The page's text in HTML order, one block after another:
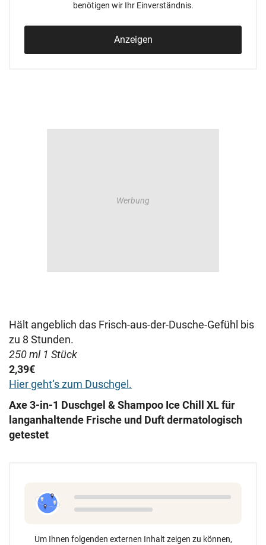
benötigen wir Ihr Einverständnis.
Anzeigen
Hält angeblich das Frisch-aus-der-Dusche-Gefühl bis
zu 8 Stunden.
250 ml 1 Stück
2,39€
Hier geht‘s zum Duschgel.
Axe 3-in-1 Duschgel & Shampoo Ice Chill XL für
langanhaltende Frische und Duft dermatologisch
getestet
Um Ihnen folgenden externen Inhalt zeigen zu können,